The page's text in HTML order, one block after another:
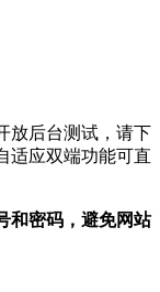
放后台测试，请下
适应双端功能可直
和密码，避免网站